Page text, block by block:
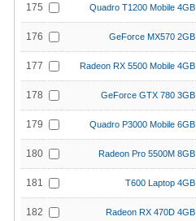
175 Quadro T1200 Mobile 4GB
176 GeForce MX570 2GB
177 Radeon RX 5500 Mobile 4GB
178 GeForce GTX 780 3GB
179 Quadro P3000 Mobile 6GB
180 Radeon Pro 5500M 8GB
181 T600 Laptop 4GB
182 Radeon RX 470D 4GB